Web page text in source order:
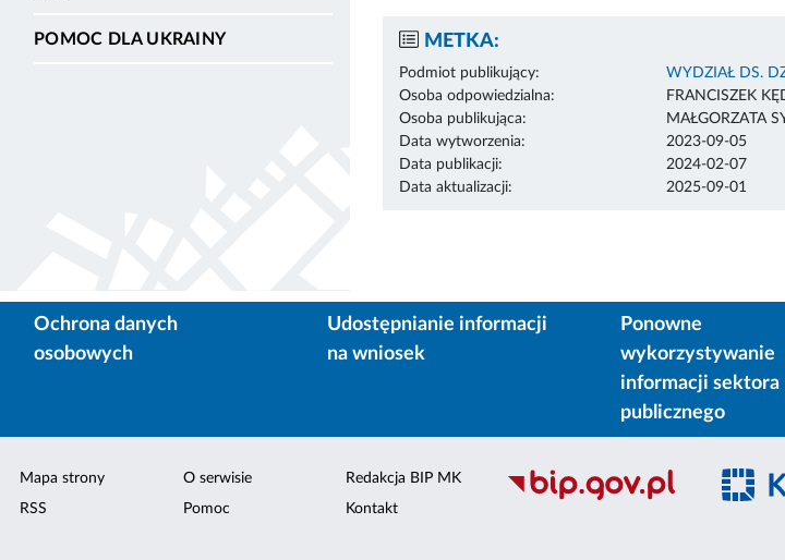
POMOC DLA UKRAINY METKA:
Podmiot publikujący:
WYDZIAŁ DS.
Osoba odpowiedzialna:
FRANCISZEK
Osoba publikująca:
MAŁGORZATA
Data wytworzenia:
2023-09-05
Data publikacji:
2024-02-07
Data aktualizacji:
2025-09-01
Ochrona danych
osobowych
Udostępnianie informacji
na wniosek
Ponowne
wykorzystywanie
informacji sektora
publicznego
Mapa strony
RSS
O serwisie
Pomoc
Redakcja BIP MK
Kontakt